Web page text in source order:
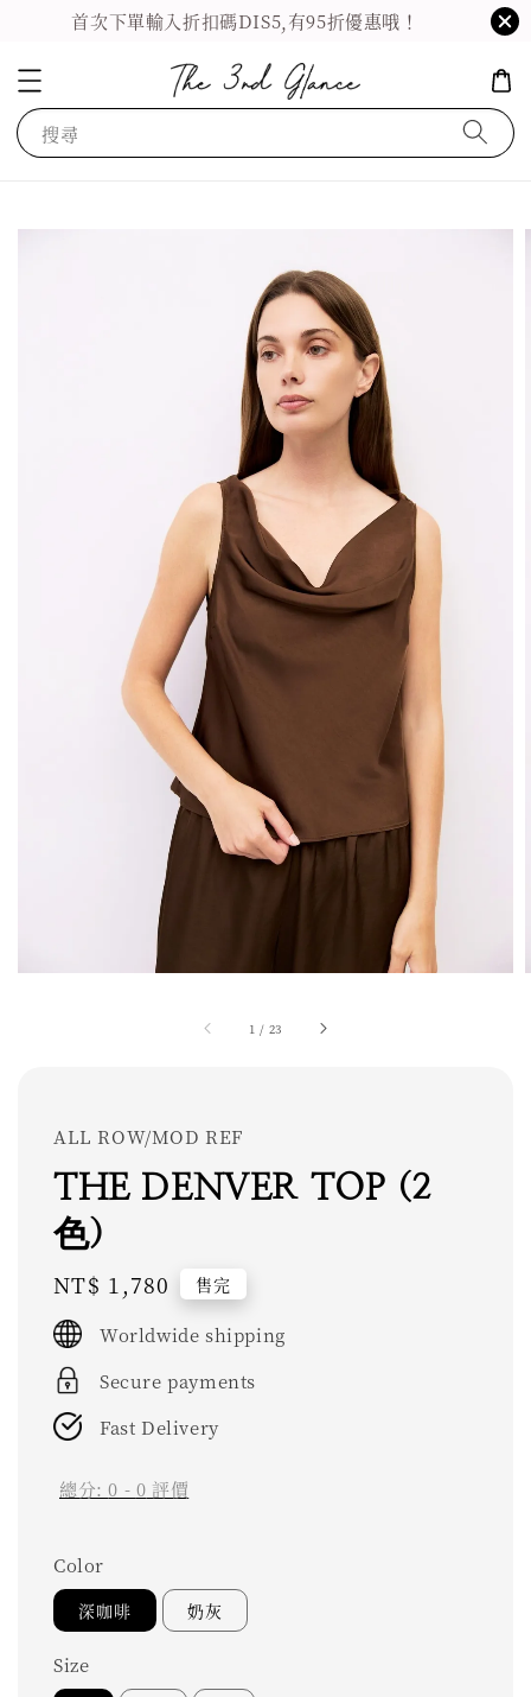
首次下單輸入折扣碼DIS5,有95折優惠哦！
搜尋
1 / 23
ALL ROW/MOD REF
THE DENVER TOP (2
色)
Regular
price
NT$ 1,780 售完
Worldwide shipping
Secure payments
Fast Delivery
總分:0 - 0 評價
Color
深咖啡 奶灰
Size